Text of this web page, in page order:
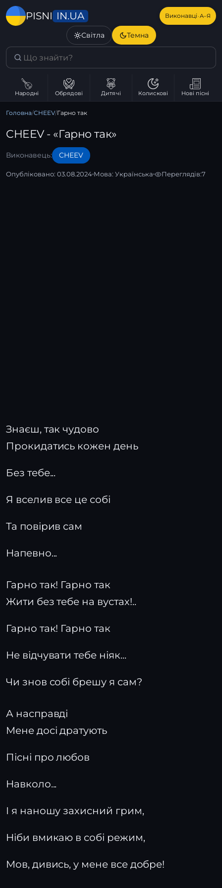
PISNI IN.UA Виконавці·А–Я
Світла Темна
Народні Обрядові Дитячі Колискові Нові пісні
Головна/CHEEV/Гарно так
CHEEV - «Гарно так»
Виконавець: CHEEV
Опубліковано: 03.08.2024 Мова: Українська Переглядів:7
Знаєш, так чудово
Прокидатись кожен день
Без тебе...
Я вселив все це собі
Та повірив сам
Напевно...
Гарно так! Гарно так
Жити без тебе на вустах!..
Гарно так! Гарно так
Не відчувати тебе ніяк...
Чи знов собі брешу я сам?
А насправді
Мене досі дратують
Пісні про любов
Навколо...
І я наношу захисний грим,
Ніби вмикаю в собі режим,
Мов, дивись, у мене все добре!